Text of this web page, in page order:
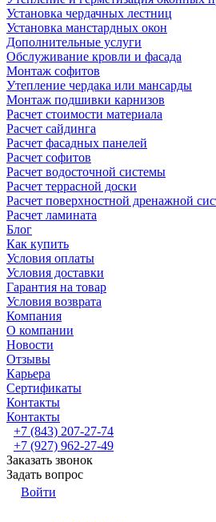
Установка чердачных лестниц
Установка манстардных окон
Дополнительные услуги
Обслуживание кровли и фасада
Монтаж софитов
Утепление чердака или мансарды
Монтаж подшивки карнизов
Расчет стоимости материала
Расчет сайдинга
Расчет фасадных панелей
Расчет софитов
Расчет водосточной системы
Расчет террасной доски
Расчет поверхностной дренажной
Расчет ламината
Блог
Как купить
Условия оплаты
Условия доставки
Гарантия на товар
Условия возврата
Компания
О компании
Новости
Отзывы
Карьера
Сертификаты
Контакты
Контакты
+7 (843) 207-27-74
+7 (927) 962-27-49
Заказать звонок
Задать вопрос
Войти